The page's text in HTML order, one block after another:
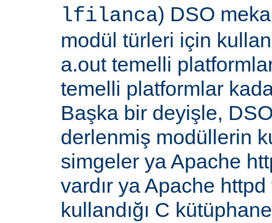
lfilanca) DSO
modül türleri için
a.out temelli
temelli platformlar
Başka bir deyişle,
derlenmiş modüllerin
simgeler ya Apache
vardır ya Apache
kullandığı C